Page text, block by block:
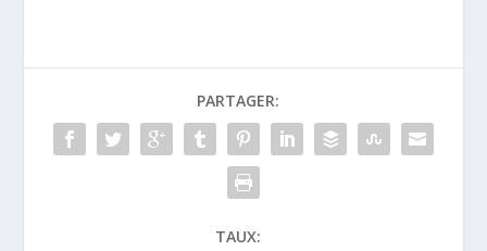
PARTAGER:
TAUX: